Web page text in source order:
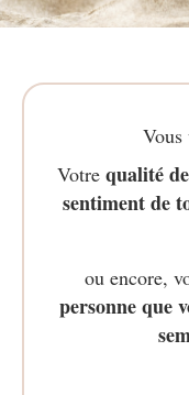
Vous
Votre qualité
sentiment de
ou encore,
personne que